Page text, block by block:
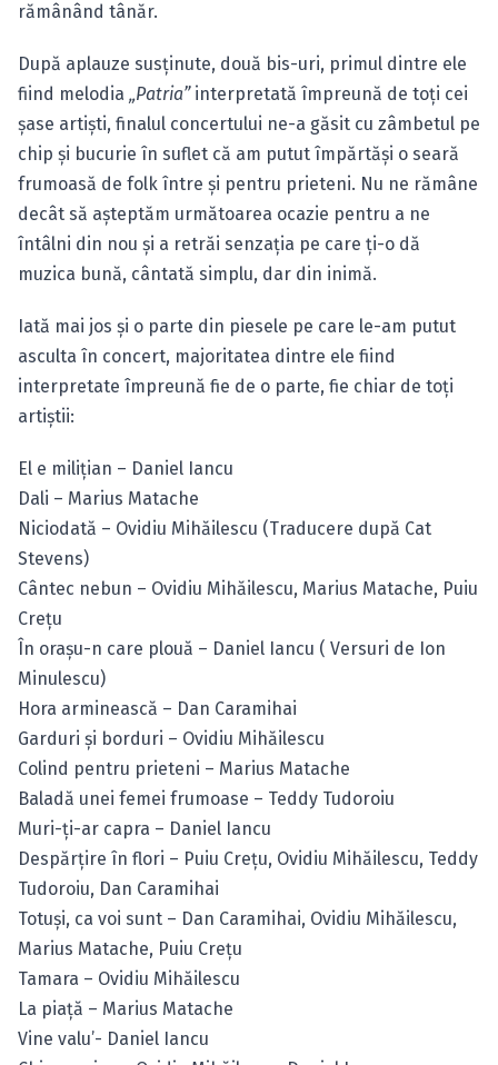
rămânând tânăr.
După aplauze susţinute, două bis-uri, primul dintre ele
fiind melodia „Patria”interpretată împreună de toţi cei
şase artişti, finalul concertului ne-a găsit cu zâmbetul pe
chip şi bucurie în suflet că am putut împărtăşi o seară
frumoasă de folk între şi pentru prieteni. Nu ne rămâne
decât să aşteptăm următoarea ocazie pentru a ne
întâlni din nou şi a retrăi senzaţia pe care ţi-o dă
muzica bună, cântată simplu, dar din inimă.
Iată mai jos şi o parte din piesele pe care le-am putut
asculta în concert, majoritatea dintre ele fiind
interpretate împreună fie de o parte, fie chiar de toţi
artiştii:
El e miliţian – Daniel Iancu
Dali – Marius Matache
Niciodată – Ovidiu Mihăilescu (Traducere după Cat
Stevens)
Cântec nebun – Ovidiu Mihăilescu, Marius Matache, Puiu
Creţu
În oraşu-n care plouă – Daniel Iancu ( Versuri de Ion
Minulescu)
Hora arminească – Dan Caramihai
Garduri şi borduri – Ovidiu Mihăilescu
Colind pentru prieteni – Marius Matache
Baladă unei femei frumoase – Teddy Tudoroiu
Muri-ţi-ar capra – Daniel Iancu
Despărţire în flori – Puiu Creţu, Ovidiu Mihăilescu, Teddy
Tudoroiu, Dan Caramihai
Totuşi, ca voi sunt – Dan Caramihai, Ovidiu Mihăilescu,
Marius Matache, Puiu Creţu
Tamara – Ovidiu Mihăilescu
La piaţă – Marius Matache
Vine valu’- Daniel Iancu